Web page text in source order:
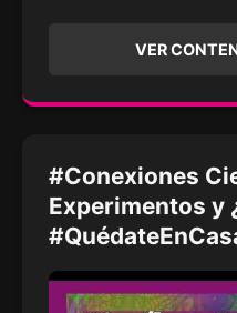
VER
#Conexiones
Experimentos y